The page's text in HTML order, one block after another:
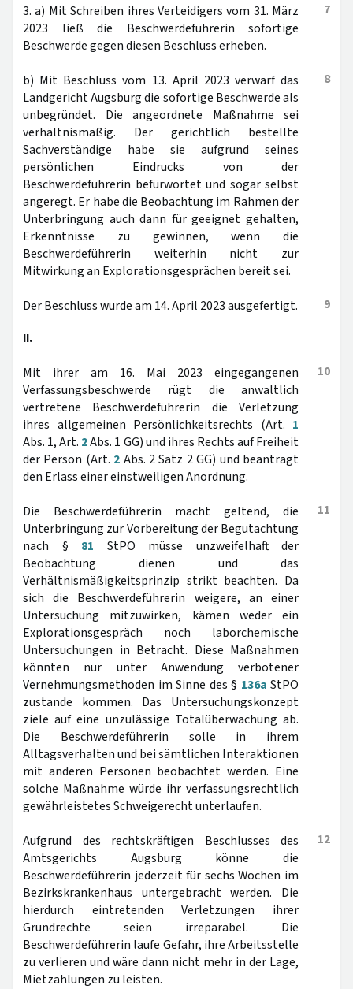
7
3. a) Mit Schreiben ihres Verteidigers vom 31. März
2023 ließ die Beschwerdeführerin sofortige
Beschwerde gegen diesen Beschluss erheben.
8
b) Mit Beschluss vom 13. April 2023 verwarf das
Landgericht Augsburg die sofortige Beschwerde als
unbegründet. Die angeordnete Maßnahme sei
verhältnismäßig. Der gerichtlich bestellte
Sachverständige habe sie aufgrund seines
persönlichen Eindrucks von der
Beschwerdeführerin befürwortet und sogar selbst
angeregt. Er habe die Beobachtung im Rahmen der
Unterbringung auch dann für geeignet gehalten,
Erkenntnisse zu gewinnen, wenn die
Beschwerdeführerin weiterhin nicht zur
Mitwirkung an Explorationsgesprächen bereit sei.
9
Der Beschluss wurde am 14. April 2023 ausgefertigt.
II.
10
Mit ihrer am 16. Mai 2023 eingegangenen
Verfassungsbeschwerde rügt die anwaltlich
vertretene Beschwerdeführerin die Verletzung
ihres allgemeinen Persönlichkeitsrechts (Art. 1
Abs. 1, Art. 2Abs. 1 GG) und ihres Rechts auf Freiheit
der Person (Art. 2 Abs. 2 Satz 2 GG) und beantragt
den Erlass einer einstweiligen Anordnung.
11
Die Beschwerdeführerin macht geltend, die
Unterbringung zur Vorbereitung der Begutachtung
nach § 81 StPO müsse unzweifelhaft der
Beobachtung dienen und das
Verhältnismäßigkeitsprinzip strikt beachten. Da
sich die Beschwerdeführerin weigere, an einer
Untersuchung mitzuwirken, kämen weder ein
Explorationsgespräch noch laborchemische
Untersuchungen in Betracht. Diese Maßnahmen
könnten nur unter Anwendung verbotener
Vernehmungsmethoden im Sinne des § 136a StPO
zustande kommen. Das Untersuchungskonzept
ziele auf eine unzulässige Totalüberwachung ab.
Die Beschwerdeführerin solle in ihrem
Alltagsverhalten und bei sämtlichen Interaktionen
mit anderen Personen beobachtet werden. Eine
solche Maßnahme würde ihr verfassungsrechtlich
gewährleistetes Schweigerecht unterlaufen.
12
Aufgrund des rechtskräftigen Beschlusses des
Amtsgerichts Augsburg könne die
Beschwerdeführerin jederzeit für sechs Wochen im
Bezirkskrankenhaus untergebracht werden. Die
hierdurch eintretenden Verletzungen ihrer
Grundrechte seien irreparabel. Die
Beschwerdeführerin laufe Gefahr, ihre Arbeitsstelle
zu verlieren und wäre dann nicht mehr in der Lage,
Mietzahlungen zu leisten.